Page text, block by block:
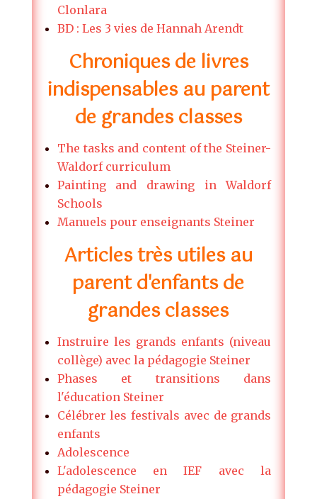
Clonlara
BD : Les 3 vies de Hannah Arendt
Chroniques de livres
indispensables au parent
de grandes classes
The tasks and content of the Steiner-
Waldorf curriculum
Painting and drawing in Waldorf
Schools
Manuels pour enseignants Steiner
Articles très utiles au
parent d'enfants de
grandes classes
Instruire les grands enfants (niveau
collège) avec la pédagogie Steiner
Phases et transitions dans
l'éducation Steiner
Célébrer les festivals avec de grands
enfants
Adolescence
L'adolescence en IEF avec la
pédagogie Steiner